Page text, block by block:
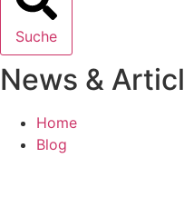
Suche
News &
Home
Blog